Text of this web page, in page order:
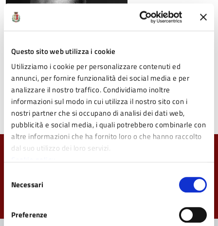
Questo sito web utilizza i cookie
Utilizziamo i cookie per personalizzare contenuti ed
annunci, per fornire funzionalità dei social media e per
analizzare il nostro traffico. Condividiamo inoltre
informazioni sul modo in cui utilizza il nostro sito con i
nostri partner che si occupano di analisi dei dati web,
pubblicità e social media, i quali potrebbero combinarle con
altre informazioni che ha fornito loro o che hanno raccolto
dal suo utilizzo dei loro servizi.
delNecessari
Preferenze
marco-riccomini.jpg
Valuta da 1 a 5 stelle la pagina